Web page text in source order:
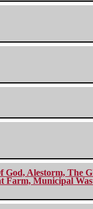
Alestorm,
Municipal